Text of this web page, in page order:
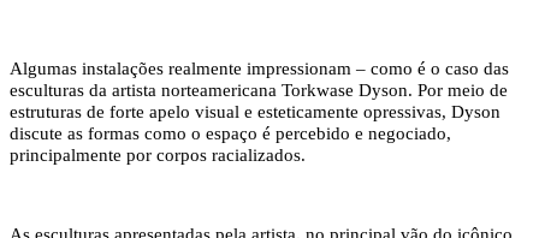
Algumas instalações realmente impressionam – como é o caso das
esculturas da artista norteamericana Torkwase Dyson. Por meio de
estruturas de forte apelo visual e esteticamente opressivas, Dyson
discute as formas como o espaço é percebido e negociado,
principalmente por corpos racializados.
As esculturas apresentadas pela artista, no principal vão do icônico